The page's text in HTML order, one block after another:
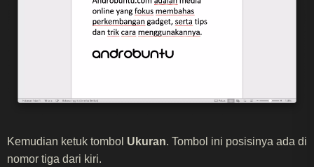
Kemudian ketuk tombol Ukuran. Tombol ini posisinya ada di
nomor tiga dari kiri.